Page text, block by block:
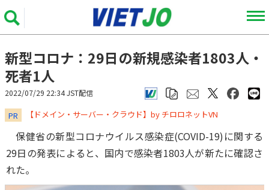
新型コロナ：29日の新規感染者1803人・
死者1人
2022/07/29 22:34 JST配信
PR ​​​​​​​【ドメイン・サーバー・クラウド】by チロロネットVN
保健省の新型コロナウイルス感染症(COVID-19)に関する
29日の発表によると、国内で感染者1803人が新たに確認さ
れた。